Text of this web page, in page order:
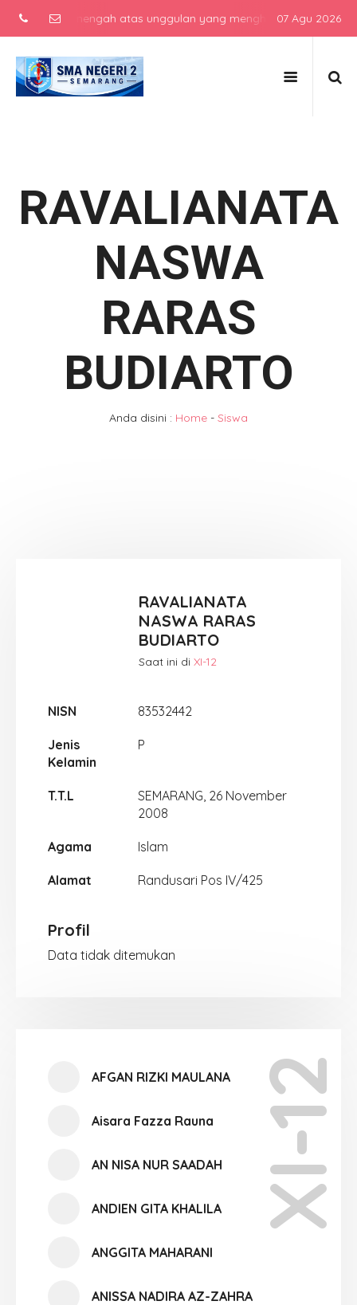
menengah atas unggulan yang menghasilkan lulusan
07 Agu 2026
RAVALIANATA
NASWA
RARAS
BUDIARTO
Anda disini : Home - Siswa
RAVALIANATA
NASWA RARAS
BUDIARTO
Saat ini diXI-12
NISN 83532442
Jenis
Kelamin
P
T.T.L
SEMARANG, 26 November
2008
Agama Islam
Alamat Randusari Pos IV/425
Profil
Data tidak ditemukan
XI-12
AFGAN RIZKI MAULANA
Aisara Fazza Rauna
AN NISA NUR SAADAH
ANDIEN GITA KHALILA
ANGGITA MAHARANI
ANISSA NADIRA AZ-ZAHRA